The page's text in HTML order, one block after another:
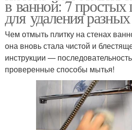
в ванной: 7 простых
для удаления
Чем отмыть плитку на стенах
она вновь стала чистой и
инструкции —
проверенные способы мытья!